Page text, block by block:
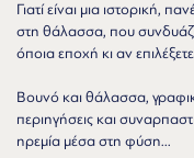
Γιατί είναι μια ιστορική,
στη θάλασσα, που
όποια εποχή κι αν
Βουνό και θάλασσα,
περιηγήσεις και
ηρεμία μέσα στη φύση...